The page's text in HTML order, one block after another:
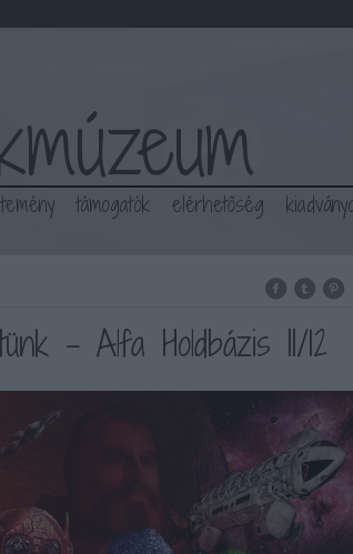
támogatók elérhetőség
- Alfa Holdbázis II/12